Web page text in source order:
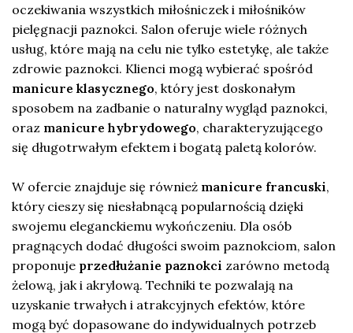
oczekiwania wszystkich miłośniczek i miłośników
pielęgnacji paznokci. Salon oferuje wiele różnych
usług, które mają na celu nie tylko estetykę, ale także
zdrowie paznokci. Klienci mogą wybierać spośród
manicure klasycznego, który jest doskonałym
sposobem na zadbanie o naturalny wygląd paznokci,
oraz manicure hybrydowego, charakteryzującego
się długotrwałym efektem i bogatą paletą kolorów.
W ofercie znajduje się również manicure francuski,
który cieszy się niesłabnącą popularnością dzięki
swojemu eleganckiemu wykończeniu. Dla osób
pragnących dodać długości swoim paznokciom, salon
proponuje przedłużanie paznokci zarówno metodą
żelową, jak i akrylową. Techniki te pozwalają na
uzyskanie trwałych i atrakcyjnych efektów, które
mogą być dopasowane do indywidualnych potrzeb